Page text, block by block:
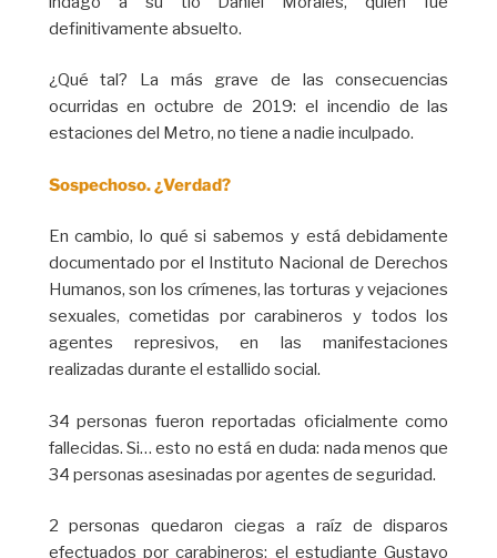
definitivamente absuelto.
¿Qué tal? La más grave de las consecuencias
ocurridas en octubre de 2019: el incendio de las
estaciones del Metro, no tiene a nadie inculpado.
Sospechoso. ¿Verdad?
En cambio, lo qué si sabemos y está debidamente
documentado por el Instituto Nacional de Derechos
Humanos, son los crímenes, las torturas y vejaciones
sexuales, cometidas por carabineros y todos los
agentes represivos, en las manifestaciones
realizadas durante el estallido social.
34 personas fueron reportadas oficialmente como
fallecidas. Si… esto no está en duda: nada menos que
34 personas asesinadas por agentes de seguridad.
2 personas quedaron ciegas a raíz de disparos
efectuados por carabineros: el estudiante Gustavo